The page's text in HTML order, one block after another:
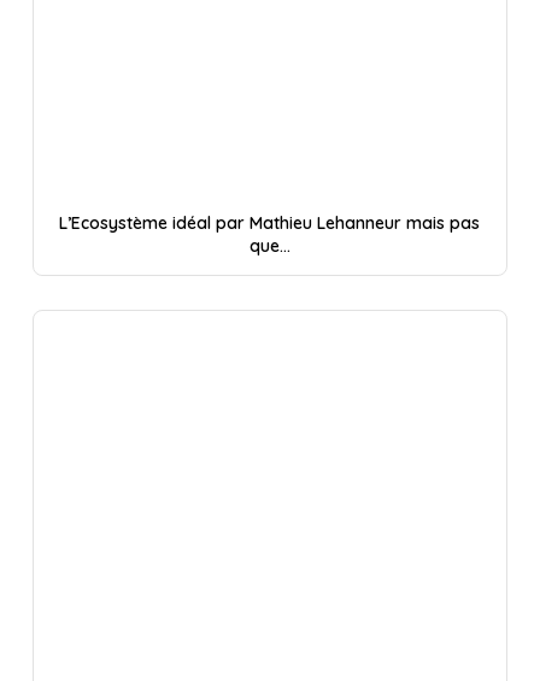
L’Ecosystème idéal par Mathieu Lehanneur mais pas
que…